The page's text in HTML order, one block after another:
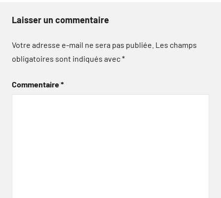
Laisser un commentaire
Votre adresse e-mail ne sera pas publiée. Les champs
obligatoires sont indiqués avec*
Commentaire*